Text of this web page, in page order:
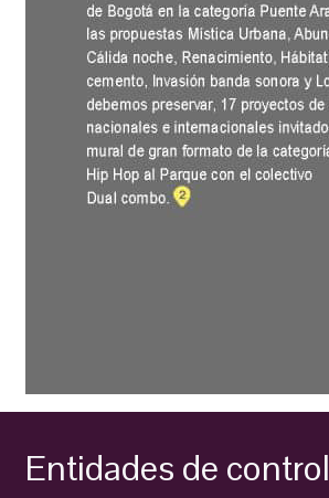
Entidades de control